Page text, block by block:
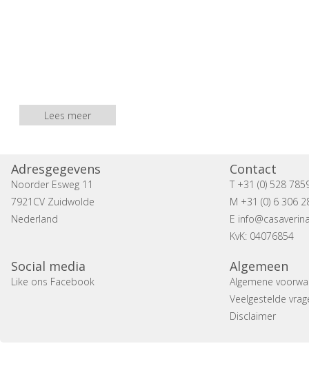
Lees meer
Adresgegevens
Noorder Esweg 11
7921CV Zuidwolde
Nederland
Contact
T +31 (0) 528
M +31 (0) 6 306
E
KvK: 04076854
Social media
Like ons Facebook
Algemeen
Algemene
Veelgestelde
Disclaimer